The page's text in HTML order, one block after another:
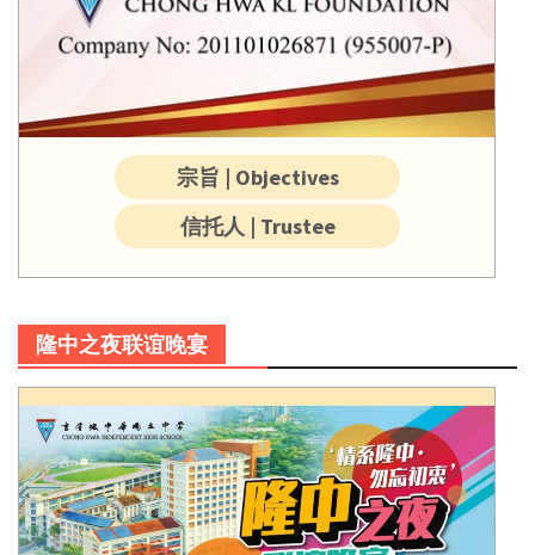
宗旨 | Objectives
信托人 | Trustee
隆中之夜联谊晚宴